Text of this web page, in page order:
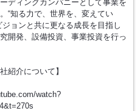
ディングカンパニーとして事業を
“知る力で、世界を、変えてい
ジョンと共に更なる成長を目指し
開発、設備投資、事業投資を行っ
紹介について】
watch?